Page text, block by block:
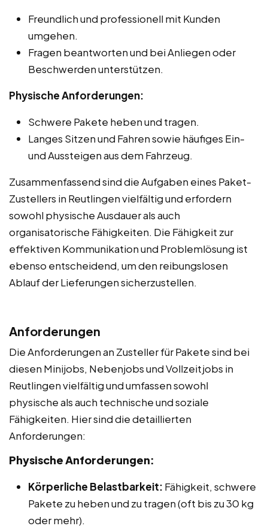
Freundlich und professionell mit Kunden
umgehen.
Fragen beantworten und bei Anliegen oder
Beschwerden unterstützen.
Physische Anforderungen:
Schwere Pakete heben und tragen.
Langes Sitzen und Fahren sowie häufiges Ein-
und Aussteigen aus dem Fahrzeug.
Zusammenfassend sind die Aufgaben eines Paket-
Zustellers in Reutlingen vielfältig und erfordern
sowohl physische Ausdauer als auch
organisatorische Fähigkeiten. Die Fähigkeit zur
effektiven Kommunikation und Problemlösung ist
ebenso entscheidend, um den reibungslosen
Ablauf der Lieferungen sicherzustellen.
Anforderungen
Die Anforderungen an Zusteller für Pakete sind bei
diesen Minijobs, Nebenjobs und Vollzeitjobs in
Reutlingen vielfältig und umfassen sowohl
physische als auch technische und soziale
Fähigkeiten. Hier sind die detaillierten
Anforderungen:
Physische Anforderungen:
Körperliche Belastbarkeit: Fähigkeit, schwere
Pakete zu heben und zu tragen (oft bis zu 30 kg
oder mehr).